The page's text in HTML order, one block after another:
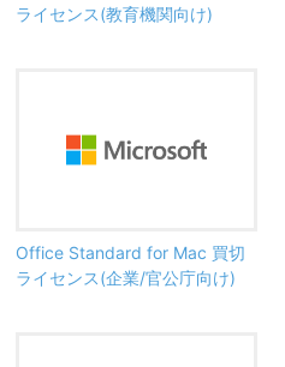
ライセンス(教育機関向け)
Office Standard for Mac 買切
ライセンス(企業/官公庁向け)